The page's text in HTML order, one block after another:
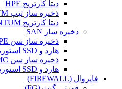
دیتا کارتریج HPE
ذخیره ساز تیپ QUANTUM
دیتا کارتریج QUANTUM
ذخیره ساز SAN
ذخیره ساز سن HPE
هارد و SSD استوریج HPE
ذخیره ساز سن DELL EMC
هارد و SSD استوریج DELL EMC
فایروال (FIREWALL)